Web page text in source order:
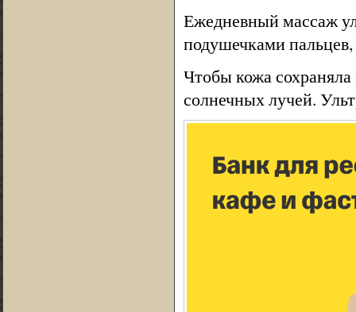
Ежедневный массаж
подушечками
Чтобы кожа
солнечных лучей.